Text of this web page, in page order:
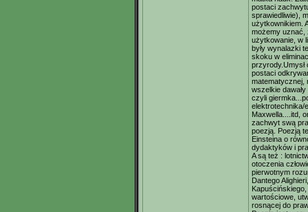
postaci
sprawiedliwie),
użytkownikiem.
możemy uznać,
użytkowanie, w
były wynalazki
skoku w
przyrody.Umysł
postaci
matematycznej,
wszelkie
czyli
elektrotechnika/
Maxwella....itd,
zachwyt swą
poezją. Poezją
Einsteina o
dydaktyków i
A są też :
otoczenia
pierwotnym
Dantego
wartościowe,
rosnącej do